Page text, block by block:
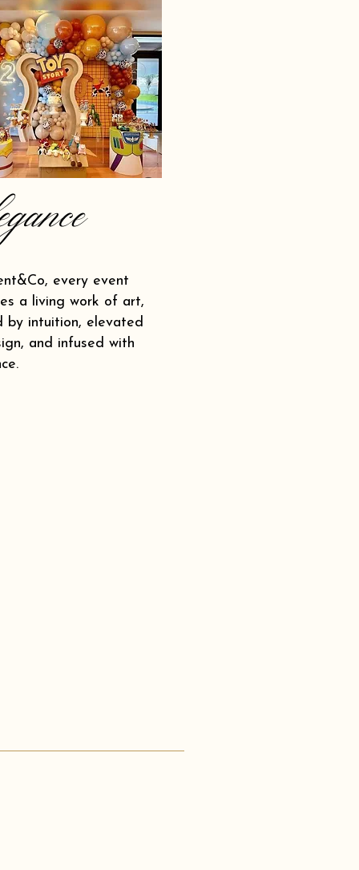
every event
a living work of art,
by intuition, elevated
and infused with